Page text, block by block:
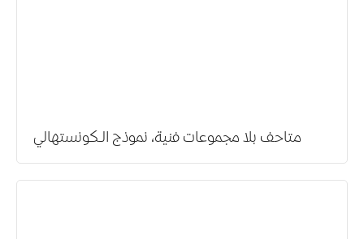
متاحف بلا مجموعات فنية، نموذج الـكونستهالي